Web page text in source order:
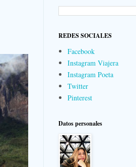
REDES SOCIALES
Facebook
Instagram Viajera
Instagram Poeta
Twitter
Pinterest
Datos personales